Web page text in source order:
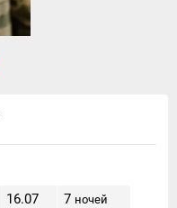
16.07 7 ночей